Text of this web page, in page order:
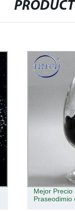
Mejor Precio
Praseodimio